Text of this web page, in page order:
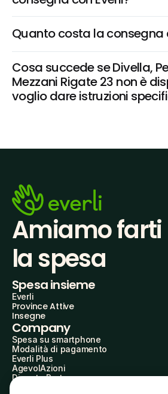
Quanto costa la consegna
Cosa succede se Divella,
Mezzani Rigate 23 non è
voglio dare istruzioni
Amiamo farti
la spesa
Spesa insieme
Everli
Province Attive
Insegne
Company
Spesa su smartphone
Modalità di pagamento
Everli Plus
AgevolAzioni
Diventa Partner